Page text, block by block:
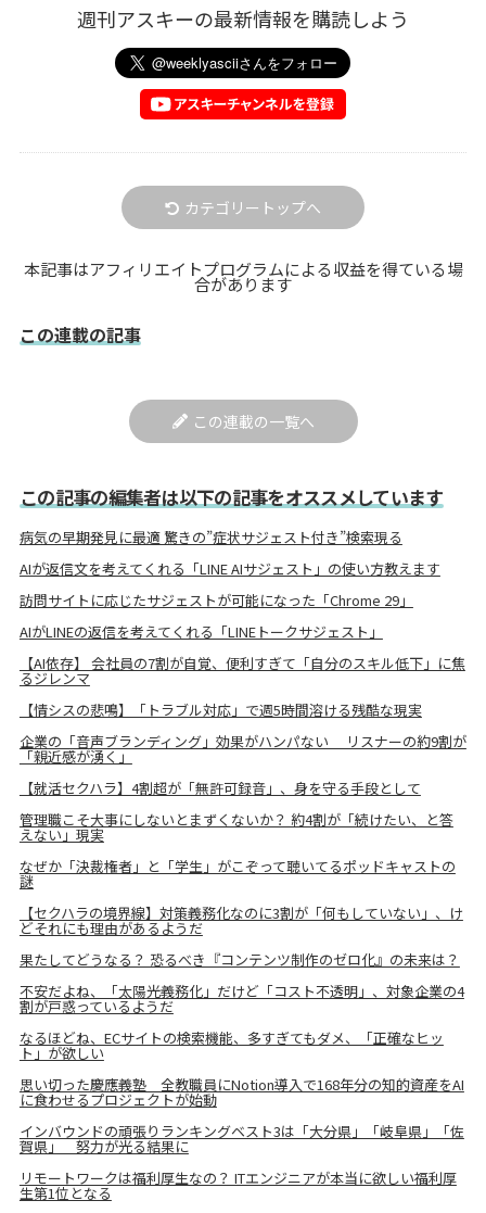
週刊アスキーの最新情報を購読しよう
カテゴリートップへ
本記事はアフィリエイトプログラムによる収益を得ている場
合があります
この連載の記事
この連載の一覧へ
この記事の編集者は以下の記事をオススメしています
病気の早期発見に最適 驚きの”症状サジェスト付き”検索現る
AIが返信文を考えてくれる「LINE AIサジェスト」の使い方教えます
訪問サイトに応じたサジェストが可能になった「Chrome 29」
AIがLINEの返信を考えてくれる「LINEトークサジェスト」
【AI依存】 会社員の7割が自覚、便利すぎて「自分のスキル低下」に焦
るジレンマ
【情シスの悲鳴】「トラブル対応」で週5時間溶ける残酷な現実
企業の「音声ブランディング」効果がハンパない リスナーの約9割が
「親近感が湧く」
【就活セクハラ】4割超が「無許可録音」、身を守る手段として
管理職こそ大事にしないとまずくないか？ 約4割が「続けたい、と答
えない」現実
なぜか「決裁権者」と「学生」がこぞって聴いてるポッドキャストの
謎
【セクハラの境界線】対策義務化なのに3割が「何もしていない」、け
どそれにも理由があるようだ
果たしてどうなる？ 恐るべき『コンテンツ制作のゼロ化』の未来は？
不安だよね、「太陽光義務化」だけど「コスト不透明」、対象企業の4
割が戸惑っているようだ
なるほどね、ECサイトの検索機能、多すぎてもダメ、「正確なヒッ
ト」が欲しい
思い切った慶應義塾 全教職員にNotion導入で168年分の知的資産をAI
に食わせるプロジェクトが始動
インバウンドの頑張りランキングベスト3は「大分県」「岐阜県」「佐
賀県」 努力が光る結果に
リモートワークは福利厚生なの？ ITエンジニアが本当に欲しい福利厚
生第1位となる